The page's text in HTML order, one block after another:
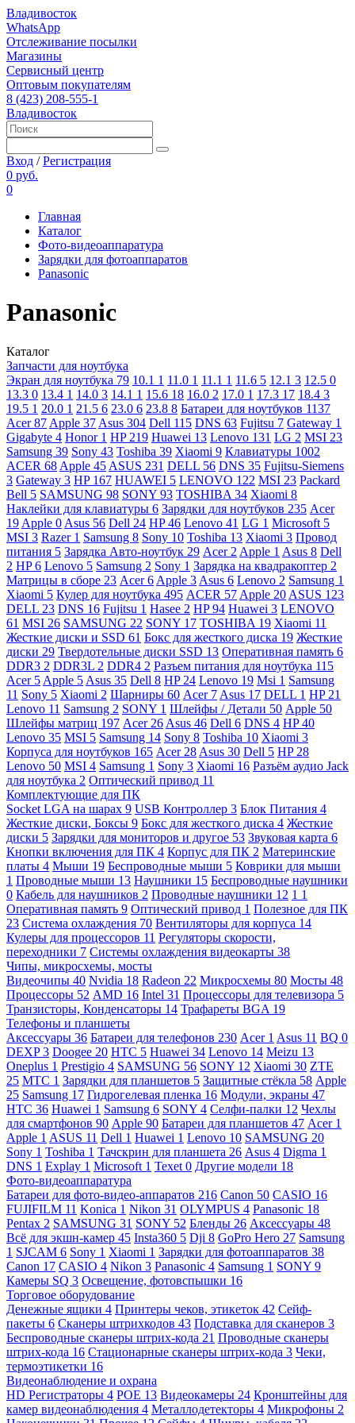
Владивосток
WhatsApp
Отслеживание посылки
Магазины
Сервисный центр
Оптовым покупателям
8 (423) 208-555-1
Владивосток
Вход /Регистрация
0 руб.
0
Главная
Каталог
Фото-видеоаппаратура
Зарядки для фотоаппаратов
Panasonic
Panasonic
Каталог
Запчасти для ноутбука
Экран для ноутбука 79 10.1 1 11.0 1 11.1 1 11.6 5 12.1 3 12.5 0
13.3 0 13.4 1 14.0 3 14.1 1 15.6 18 16.0 2 17.0 1 17.3 17 18.4 3
19.5 1 20.0 1 21.5 6 23.0 6 23.8 8 Батареи для ноутбуков 1137
Acer87 Apple 37 Asus 304 Dell 115 DNS 63 Fujitsu 7 Gateway 1
Gigabyte 4 Honor 1 HP 219 Huawei 13 Lenovo 131 LG 2 MSI 23
Samsung 39 Sony 43 Toshiba 39 Xiaomi 9 Клавиатуры 1002
ACER 68 Apple 45 ASUS 231 DELL 56 DNS 35 Fujitsu-Siemens
3 Gateway 3 HP 167 HUAWEI 5 LENOVO 122 MSI 23 Packard
Bell 5 SAMSUNG 98 SONY 93 TOSHIBA 34 Xiaomi 8
Наклейки для клавиатуры 6 Зарядки для ноутбуков 235 Acer
19 Apple 0 Asus 56 Dell 24 HP46 Lenovo 41 LG 1 Microsoft 5
MSI 3 Razer 1 Samsung 8 Sony 10 Toshiba 13 Xiaomi 3 Провод
питания 5 Зарядка Авто-ноутбук 29 Acer 2 Apple 1 Asus 8 Dell
2 HP6 Lenovo 5 Samsung 2 Sony 1 Зарядка на квадракоптер 2
Матрицы в сборе 23 Acer6 Apple 3 Asus 6 Lenovo 2 Samsung 1
Xiaomi 5 Кулер для ноутбука 495 ACER 57 Apple 20 ASUS 123
DELL 23 DNS 16 Fujitsu 1 Hasee 2 HP94 Huawei 3 LENOVO
61 MSI 26 SAMSUNG 22 SONY 17 TOSHIBA 19 Xiaomi 11
Жесткие диски и SSD 61 Бокс для жесткого диска 19 Жесткие
диски 29 Твердотельные диски SSD 13 Оперативная память 6
DDR3 2 DDR3L 2 DDR4 2 Разъем питания для ноутбука 115
Acer 5 Apple 5 Asus 35 Dell 8 HP 24 Lenovo 19 Msi 1 Samsung
11 Sony 5 Xiaomi 2 Шарниры 60 Acer 7 Asus 17 DELL 1 HP 21
Lenovo 11 Samsung 2 SONY 1 Шлейфы / Детали 50 Apple 50
Шлейфы матриц 197 Acer 26 Asus 46 Dell 6 DNS 4 HP40
Lenovo 35 MSI 5 Samsung 14 Sony 8 Toshiba 10 Xiaomi 3
Корпуса для ноутбуков 165 Acer 28 Asus 30 Dell 5 HP 28
Lenovo 50 MSI 4 Samsung 1 Sony 3 Xiaomi 16 Разъём аудио Jack
для ноутбука 2 Оптический привод 11
Комплектующие для ПК
Socket LGA на шарах 9 USB Контроллер 3 Блок Питания 4
Жесткие диски, Боксы 9 Бокс для жесткого диска 4 Жесткие
диски 5 Зарядки для мониторов и другое 53 Звуковая карта 6
Кнопки включения для ПК 4 Корпус для ПК 2 Материнские
платы 4 Мыши 19 Беспроводные мыши 5 Коврики для мыши
1 Проводные мыши 13 Наушники 15 Беспроводные наушники
0 Кабель для наушников 2 Проводные наушники 12 1 1
Оперативная память 9 Оптический привод 1 Полезное для ПК
23 Система охлаждения 70 Вентиляторы для корпуса 14
Кулеры для процессоров 11 Регуляторы скорости,
переходники 7 Системы охлаждения видеокарты 38
Чипы, микросхемы, мосты
Видеочипы 40 Nvidia 18 Radeon 22 Микросхемы 80 Мосты 48
Процессоры 52 AMD 16 Intel 31 Процессоры для телевизора 5
Транзисторы, Конденсаторы 14 Трафареты BGA 19
Телефоны и планшеты
Аксессуары 36 Батареи для телефонов 230 Acer 1 Asus 11 BQ 0
DEXP3 Doogee 20 HTC 5 Huawei 34 Lenovo 14 Meizu 13
Oneplus 1 Prestigio 4 SAMSUNG 56 SONY 12 Xiaomi 30 ZTE
25 МТС 1 Зарядки для планшетов 5 Защитные стёкла 58 Apple
25 Samsung 17 Гидрогелевая пленка 16 Модули, экраны 47
HTC 36 Huawei 1 Samsung 6 SONY 4 Селфи-палки 12 Чехлы
для смартфонов 90 Apple 90 Батареи для планшетов 47 Acer 1
Apple 1 ASUS 11 Dell 1 Huawei 1 Lenovo 10 SAMSUNG 20
Sony 1 Toshiba 1 Тачскрин для планшета 26 Asus 4 Digma 1
DNS 1 Explay 1 Microsoft 1 Texet 0 Другие модели 18
Фото-видеоаппаратура
Батареи для фото-видео-аппаратов 216 Canon 50 CASIO 16
FUJIFILM 11 Konica 1 Nikon 31 OLYMPUS 4 Panasonic 18
Pentax 2 SAMSUNG 31 SONY 52 Бленды 26 Аксессуары 48
Всё для экшн-камер 45 Insta360 5 Dji 8 GoPro Hero 27 Samsung
1 SJCAM 6 Sony 1 Xiaomi 1 Зарядки для фотоаппаратов 38
Canon 17 CASIO 4 Nikon 3 Panasonic 4 Samsung 1 SONY 9
Камеры SQ 3 Освещение, фотовспышки 16
Торговое оборудование
Денежные ящики 4 Принтеры чеков, этикеток 42 Сейф-
пакеты 6 Сканеры штрихкодов 43 Подставка для сканеров 3
Беспроводные сканеры штрих-кода 21 Проводные сканеры
штрих-кода 16 Стационарные сканеры штрих-кода 3 Чеки,
термоэтикетки 16
Видеонаблюдение и охрана
HD Регистраторы 4 POE 13 Видеокамеры 24 Кронштейны для
камер видеонаблюдения 4 Металлодетекторы 4 Микрофоны 2